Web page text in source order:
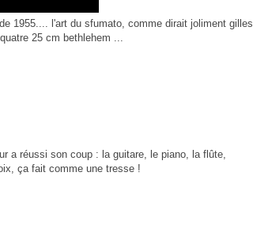
1955.... l'art du sfumato, comme dirait joliment gilles
25 cm bethlehem ...
a réussi son coup : la guitare, le piano, la flûte,
ça fait comme une tresse !